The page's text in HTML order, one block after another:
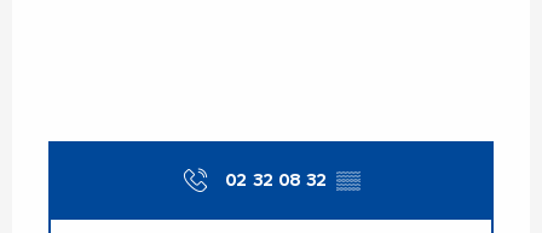
02 32 08 32 ▒▒